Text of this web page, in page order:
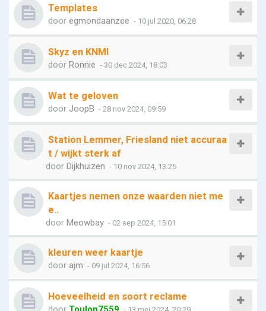
Templates
door egmondaanzee - 10 jul 2020, 06:28
Skyz en KNMI
door Ronnie - 30 dec 2024, 18:03
Wat te geloven
door JoopB - 28 nov 2024, 09:59
Station Lemmer, Friesland niet accuraa
t / wijkt sterk af
door Dijkhuizen - 10 nov 2024, 13:25
Kaartjes nemen onze waarden niet me
e..
door Meowbay - 02 sep 2024, 15:01
kleuren weer kaartje
door ajm - 09 jul 2024, 16:56
Hoeveelheid en soort reclame